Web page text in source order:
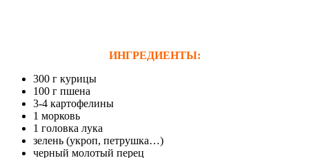
ИНГРЕДИЕНТЫ:
300 г курицы
100 г пшена
3-4 картофелины
1 морковь
1 головка лука
зелень (укроп, петрушка…)
черный молотый перец